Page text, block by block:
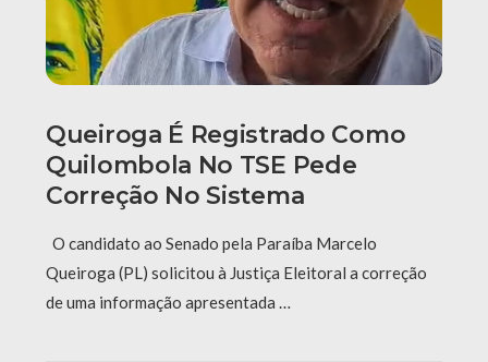
Queiroga É Registrado Como
Quilombola No TSE Pede
Correção No Sistema
O candidato ao Senado pela Paraíba Marcelo
Queiroga (PL) solicitou à Justiça Eleitoral a correção
de uma informação apresentada …